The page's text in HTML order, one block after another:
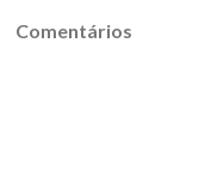
Comentários